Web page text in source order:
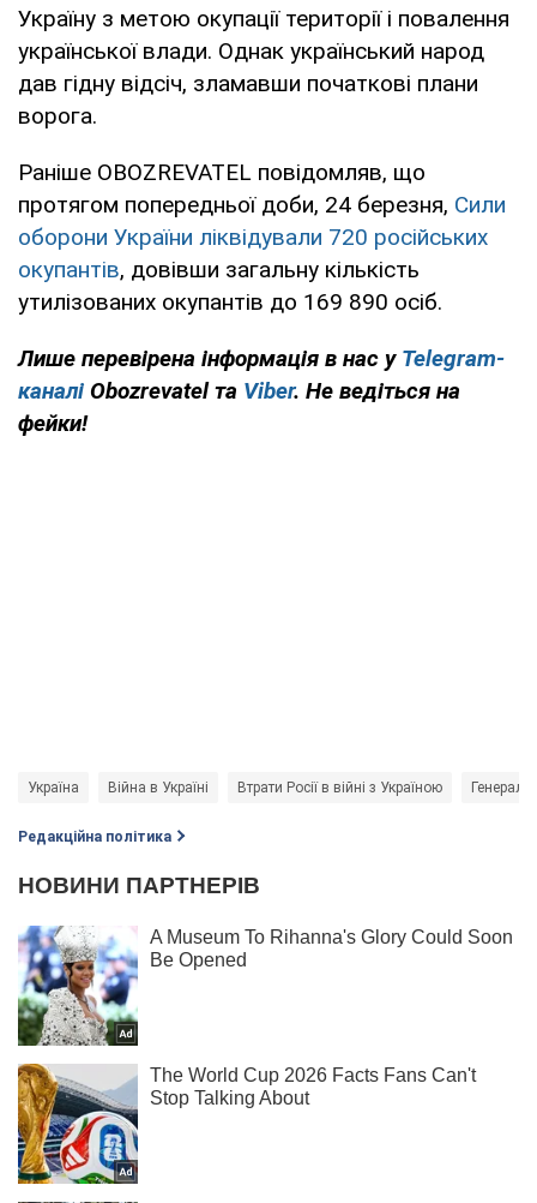
Україну з метою окупації території і повалення
української влади. Однак український народ
дав гідну відсіч, зламавши початкові плани
ворога.
Раніше OBOZREVATEL повідомляв, що
протягом попередньої доби, 24 березня, Сили
оборони України ліквідували 720 російських
окупантів, довівши загальну кількість
утилізованих окупантів до 169 890 осіб.
Лише перевірена інформація в нас у Telegram-
каналі Obozrevatel та Viber. Не ведіться на
фейки!
Україна Війна в Україні Втрати Росії в війні з Україною
Редакційна політика